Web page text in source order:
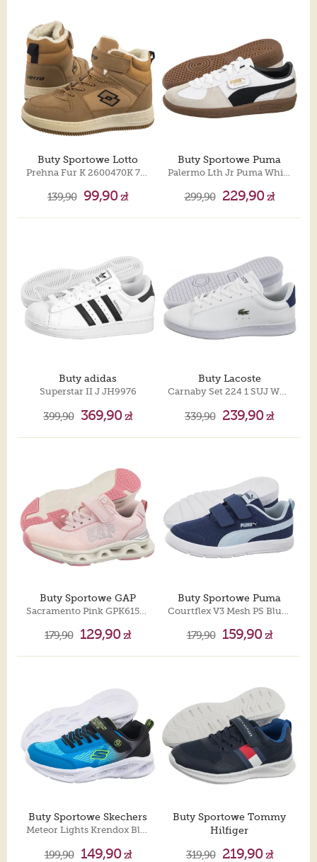
Buty Sportowe Lotto
Prehna Fur K 2600470K 7211 Wheat/Black
139,90 99,90zł
Buty Sportowe Puma
299,90 229,90zł
Buty adidas
Superstar II J JH9976
399,90 369,90zł
Buty Lacoste
Carnaby Set 224 1 SUJ Wht/Nvy 748SUJ0001.042
339,90 239,90zł
Buty Sportowe GAP
Sacramento Pink GPK6150050044
179,90 129,90zł
Buty Sportowe Puma
179,90 159,90zł
Buty Sportowe Skechers
Meteor Lights Krendox Black/Blue 401495L/BKBL
199,90 149,90zł
Buty Sportowe Tommy
Hilfiger
319,90 219,90zł